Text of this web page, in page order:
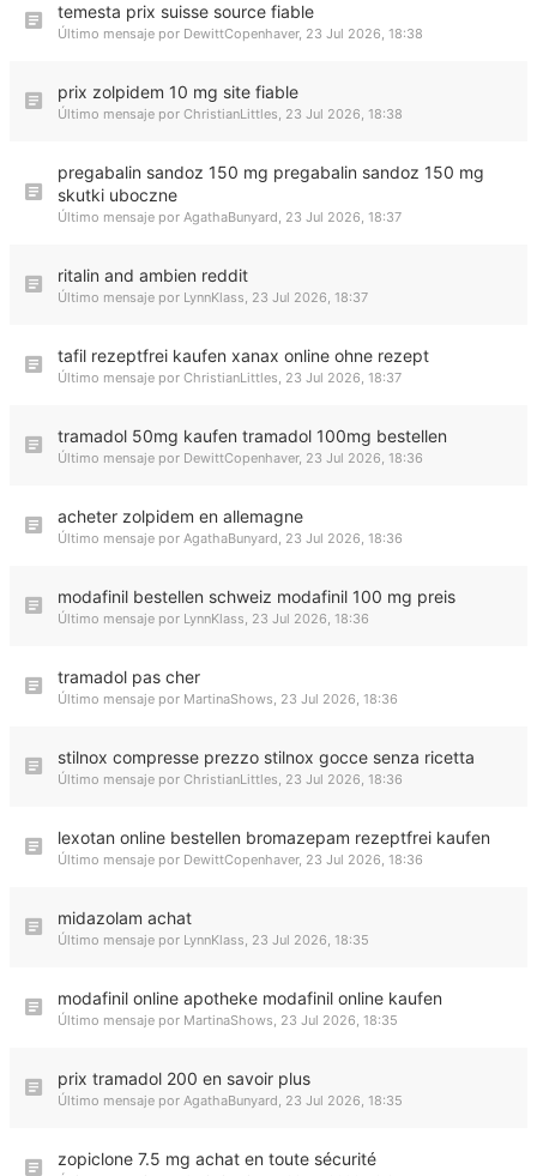
temesta prix suisse source fiable
Último mensaje por DewittCopenhaver, 23 Jul 2026, 18:38
prix zolpidem 10 mg site fiable
Último mensaje por ChristianLittles, 23 Jul 2026, 18:38
pregabalin sandoz 150 mg pregabalin sandoz 150 mg
skutki uboczne
Último mensaje por AgathaBunyard, 23 Jul 2026, 18:37
ritalin and ambien reddit
Último mensaje por LynnKlass, 23 Jul 2026, 18:37
tafil rezeptfrei kaufen xanax online ohne rezept
Último mensaje por ChristianLittles, 23 Jul 2026, 18:37
tramadol 50mg kaufen tramadol 100mg bestellen
Último mensaje por DewittCopenhaver, 23 Jul 2026, 18:36
acheter zolpidem en allemagne
Último mensaje por AgathaBunyard, 23 Jul 2026, 18:36
modafinil bestellen schweiz modafinil 100 mg preis
Último mensaje por LynnKlass, 23 Jul 2026, 18:36
tramadol pas cher
Último mensaje por MartinaShows, 23 Jul 2026, 18:36
stilnox compresse prezzo stilnox gocce senza ricetta
Último mensaje por ChristianLittles, 23 Jul 2026, 18:36
lexotan online bestellen bromazepam rezeptfrei kaufen
Último mensaje por DewittCopenhaver, 23 Jul 2026, 18:36
midazolam achat
Último mensaje por LynnKlass, 23 Jul 2026, 18:35
modafinil online apotheke modafinil online kaufen
Último mensaje por MartinaShows, 23 Jul 2026, 18:35
prix tramadol 200 en savoir plus
Último mensaje por AgathaBunyard, 23 Jul 2026, 18:35
zopiclone 7.5 mg achat en toute sécurité